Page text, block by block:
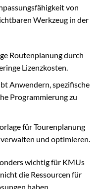
von
Werkzeug in der
Routenplanung durch
Lizenzkosten.
Anwendern, spezifische
Programmierung zu
für Tourenplanung
und optimieren.
wichtig für KMUs
die Ressourcen für
haben.